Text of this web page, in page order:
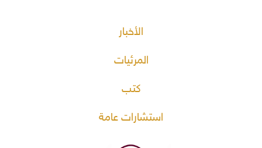
الأخبار
المرئيات
كتب
استشارات عامة